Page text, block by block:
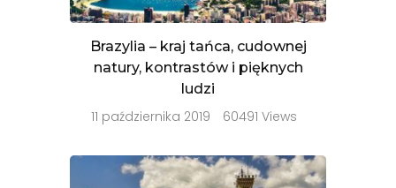
Brazylia – kraj tańca, cudownej
natury, kontrastów i pięknych
ludzi
11 października 2019 60491 Views